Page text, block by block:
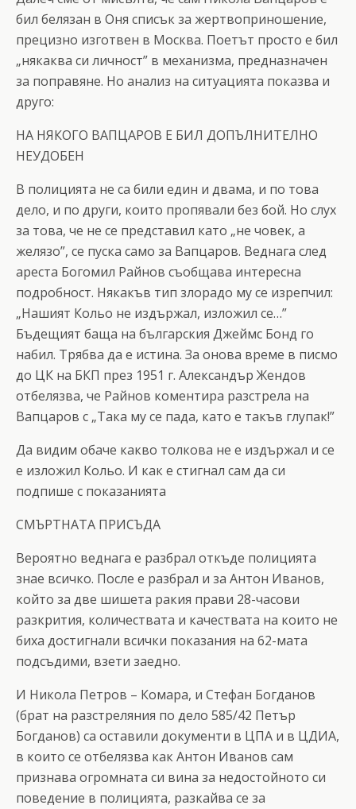
бил белязан в Оня списък за жертвоприношение,
прецизно изготвен в Москва. Поетът просто е бил
„някаква си личност” в механизма, предназначен
за поправяне. Но анализ на ситуацията показва и
друго:
НА НЯКОГО ВАПЦАРОВ Е БИЛ ДОПЪЛНИТЕЛНО
НЕУДОБЕН
В полицията не са били един и двама, и по това
дело, и по други, които пропявали без бой. Но слух
за това, че не се представил като „не човек, а
желязо”, се пуска само за Вапцаров. Веднага след
ареста Богомил Райнов съобщава интересна
подробност. Някакъв тип злорадо му се изрепчил:
„Нашият Кольо не издържал, изложил се…”
Бъдещият баща на българския Джеймс Бонд го
набил. Трябва да е истина. За онова време в писмо
до ЦК на БКП през 1951 г. Александър Жендов
отбелязва, че Райнов коментира разстрела на
Вапцаров с „Така му се пада, като е такъв глупак!”
Да видим обаче какво толкова не е издържал и се
е изложил Кольо. И как е стигнал сам да си
подпише с показанията
СМЪРТНАТА ПРИСЪДА
Вероятно веднага е разбрал откъде полицията
знае всичко. После е разбрал и за Антон Иванов,
който за две шишета ракия прави 28-часови
разкрития, количествата и качествата на които не
биха достигнали всички показания на 62-мата
подсъдими, взети заедно.
И Никола Петров – Комара, и Стефан Богданов
(брат на разстреляния по дело 585/42 Петър
Богданов) са оставили документи в ЦПА и в ЦДИА,
в които се отбелязва как Антон Иванов сам
признава огромната си вина за недостойното си
поведение в полицията, разкайва се за